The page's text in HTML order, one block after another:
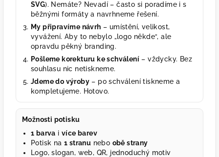
SVG). Nemáte? Nevadí – často si poradíme i s
běžnými formáty a navrhneme řešení.
My připravíme návrh – umístění, velikost,
vyvážení. Aby to nebylo „logo někde“, ale
opravdu pěkný branding.
Pošleme korekturu ke schválení – vždycky. Bez
souhlasu nic netiskneme.
Jdeme do výroby – po schválení tiskneme a
kompletujeme. Hotovo.
Možnosti potisku
1 barva ivíce barev
Potisk na 1 stranu nebo obě strany
Logo, slogan, web, QR, jednoduchý motiv